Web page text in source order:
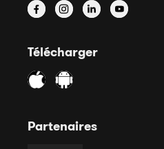
Télécharger
Partenaires